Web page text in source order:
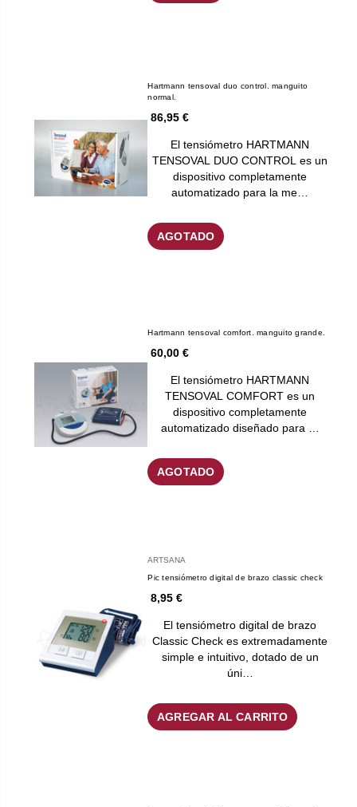
Hartmann tensoval duo control. manguito
normal.
86,95 €
El tensiómetro HARTMANN
TENSOVAL DUO CONTROL es un
dispositivo completamente
automatizado para la me…
AGOTADO
Hartmann tensoval comfort. manguito grande.
60,00 €
El tensiómetro HARTMANN
TENSOVAL COMFORT es un
dispositivo completamente
automatizado diseñado para …
AGOTADO
ARTSANA
Pic tensiómetro digital de brazo classic check
8,95 €
El tensiómetro digital de brazo
Classic Check es extremadamente
simple e intuitivo, dotado de un
úni…
AGREGAR AL CARRITO